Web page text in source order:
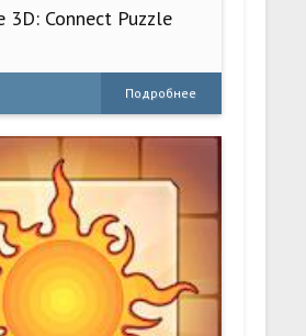
3D: Connect Puzzle
Подробнее